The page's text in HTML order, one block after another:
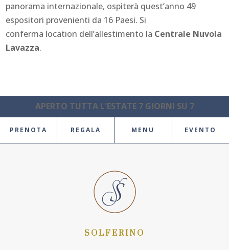
panorama internazionale, ospiterà quest’anno 49
espositori provenienti da 16 Paesi. Si
conferma location dell’allestimento la Centrale Nuvola
Lavazza.
APERTO TUTTA L'ESTATE 7 GIORNI SU 7
PRENOTA REGALA MENU EVENTO
SOLFERINO